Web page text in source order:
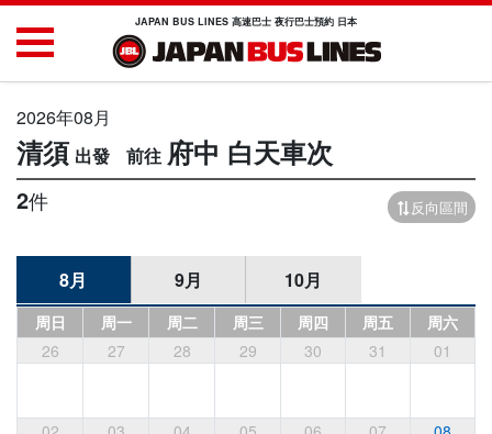
JAPAN BUS LINES 高速巴士 夜行巴士預約 日本
2026年08月
清須 府中 白天車次
2件 反向區間
8月 9月 10月
周日 周一 周二 周三 周四 周五
周六
26
27 28 29 30 31 01